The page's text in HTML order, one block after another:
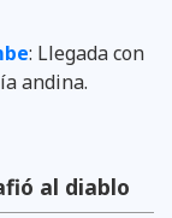
: Llegada con
andina.
al diablo